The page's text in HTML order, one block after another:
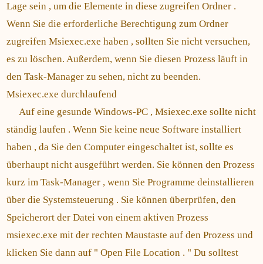
Lage sein , um die Elemente in diese zugreifen Ordner .
Wenn Sie die erforderliche Berechtigung zum Ordner
zugreifen Msiexec.exe haben , sollten Sie nicht versuchen,
es zu löschen. Außerdem, wenn Sie diesen Prozess läuft in
den Task-Manager zu sehen, nicht zu beenden.
Msiexec.exe durchlaufend
Auf eine gesunde Windows-PC , Msiexec.exe sollte nicht
ständig laufen . Wenn Sie keine neue Software installiert
haben , da Sie den Computer eingeschaltet ist, sollte es
überhaupt nicht ausgeführt werden. Sie können den Prozess
kurz im Task-Manager , wenn Sie Programme deinstallieren
über die Systemsteuerung . Sie können überprüfen, den
Speicherort der Datei von einem aktiven Prozess
msiexec.exe mit der rechten Maustaste auf den Prozess und
klicken Sie dann auf " Open File Location . " Du solltest